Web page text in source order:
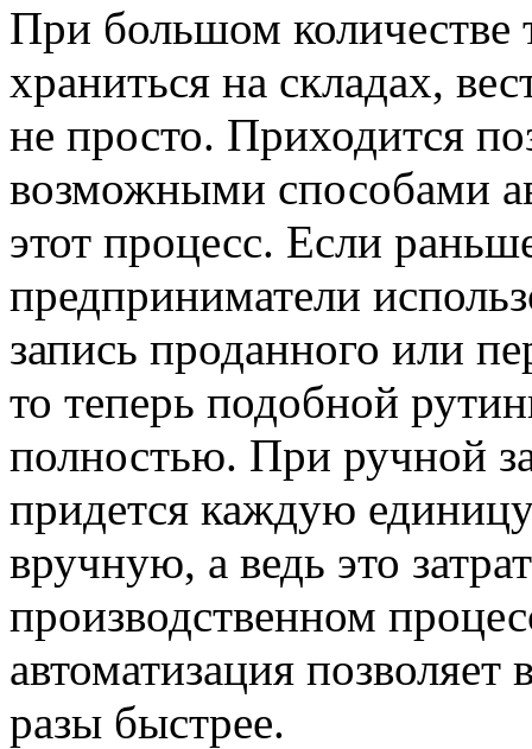
При большом количестве
храниться на складах,
не просто. Приходится
возможными способами
этот процесс. Если
предприниматели
запись проданного или
то теперь подобной
полностью. При ручной
придется каждую
вручную, а ведь это
производственном
автоматизация
разы быстрее.